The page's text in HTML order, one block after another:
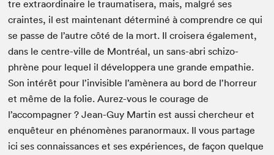
tre extra­or­di­naire le trau­ma­tis­era, mais, mal­gré ses
craintes, il est main­tenant déter­miné à com­pren­dre ce qui
se passe de l’autre côté de la mort. Il crois­era égale­ment,
dans le cen­tre-ville de Mon­tréal, un sans-abri schiz­o­
phrène pour lequel il dévelop­pera une grande empathie.
Son intérêt pour l’invisible l’amènera au bord de l’horreur
et même de la folie. Aurez-vous le courage de
l’accompagner ? Jean-Guy Mar­tin est aus­si chercheur et
enquê­teur en phénomènes para­nor­maux. Il vous partage
ici ses con­nais­sances et ses expéri­ences, de façon quelque